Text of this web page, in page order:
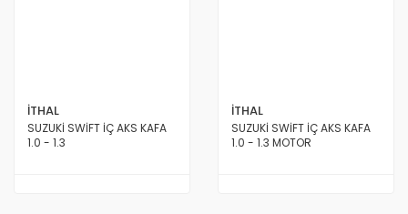
İTHAL
SUZUKİ SWİFT İÇ AKS KAFA
1.0 - 1.3
İTHAL
SUZUKİ SWİFT İÇ AKS KAFA
1.0 - 1.3 MOTOR